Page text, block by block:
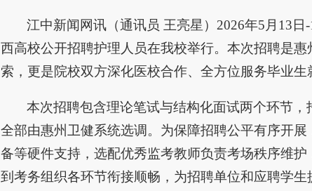
江中新闻网讯（通讯员 王亮星）2026年5月13
西高校公开招聘护理人员在我校举行。本次招聘是
索，更是院校双方深化医校合作、全方位服务毕业
本次招聘包含理论笔试与结构化面试两个环节
全部由惠州卫健系统选调。为保障招聘公平有序开
备等硬件支持，选配优秀监考教师负责考场秩序维
到考务组织各环节衔接顺畅，为招聘单位和应聘学